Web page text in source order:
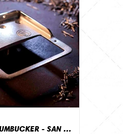
CHEVALET HUMBUCKER - SAN LORENZO GUITAR PARTS